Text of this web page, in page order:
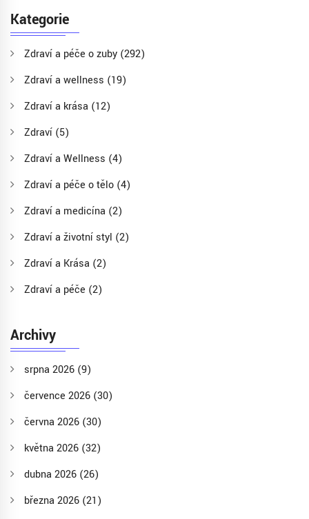
Kategorie
Zdraví a péče o zuby (292)
Zdraví a wellness (19)
Zdraví a krása (12)
Zdraví (5)
Zdraví a Wellness (4)
Zdraví a péče o tělo (4)
Zdraví a medicína (2)
Zdraví a životní styl (2)
Zdraví a Krása (2)
Zdraví a péče (2)
Archivy
srpna 2026 (9)
července 2026 (30)
června 2026 (30)
května 2026 (32)
dubna 2026 (26)
března 2026 (21)